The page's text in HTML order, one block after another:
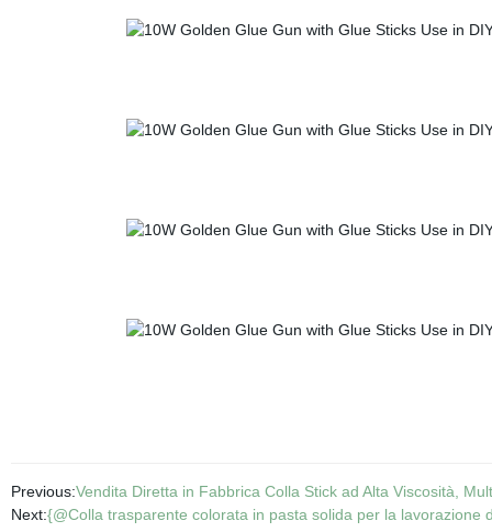
Previous:Vendita Diretta in Fabbrica Colla Stick ad Alta Viscosità,
Next:{@Colla trasparente colorata in pasta solida per la lavorazione